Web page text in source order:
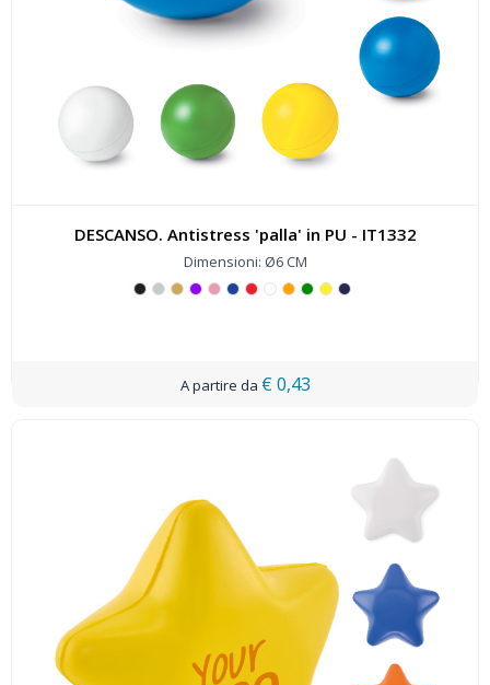
DESCANSO. Antistress 'palla' in PU - IT1332
Dimensioni: Ø6 CM
€ 0,43